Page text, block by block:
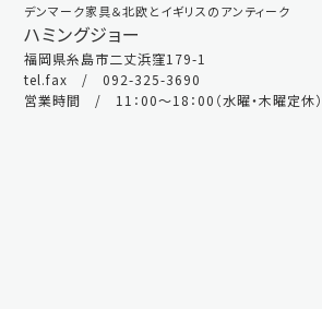
デンマーク家具＆北欧とイギリスのアンティーク
ハミングジョー
福岡県糸島市二丈浜窪179-1
tel.fax / 092-325-3690
営業時間 / 11：00～18：00（水曜・木曜定休）